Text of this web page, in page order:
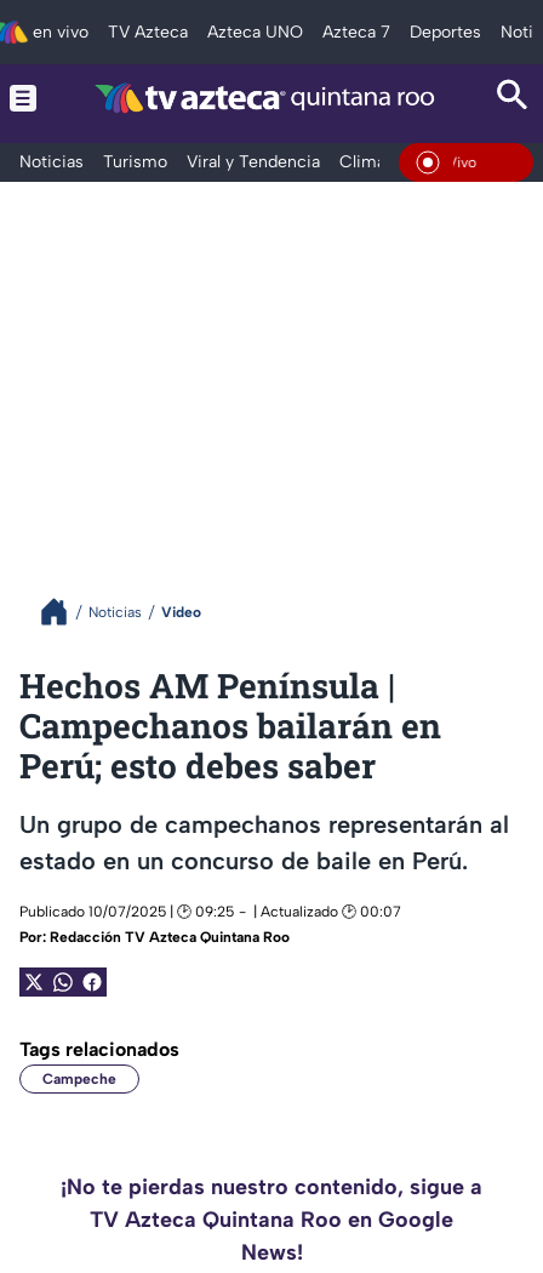
en vivo TV Azteca Azteca UNO Azteca 7 Deportes
Noticias Turismo Viral y Tendencia Clima Tráfico
En Vivo
Noticias Video
Hechos AM Península |
Campechanos bailarán en
Perú; esto debes saber
Un grupo de campechanos representarán al
estado en un concurso de baile en Perú.
Publicado 10/07/2025 | 🕑 09:25
| Actualizado 🕑 00:07
Por: Redacción TV Azteca Quintana Roo
Tags relacionados
Campeche
¡No te pierdas nuestro contenido, sigue a
TV Azteca Quintana Roo en Google
News!